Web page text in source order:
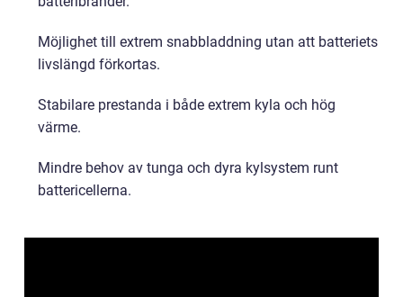
Möjlighet till extrem snabbladdning utan att batteriets
livslängd förkortas.
Stabilare prestanda i både extrem kyla och hög
värme.
Mindre behov av tunga och dyra kylsystem runt
battericellerna.